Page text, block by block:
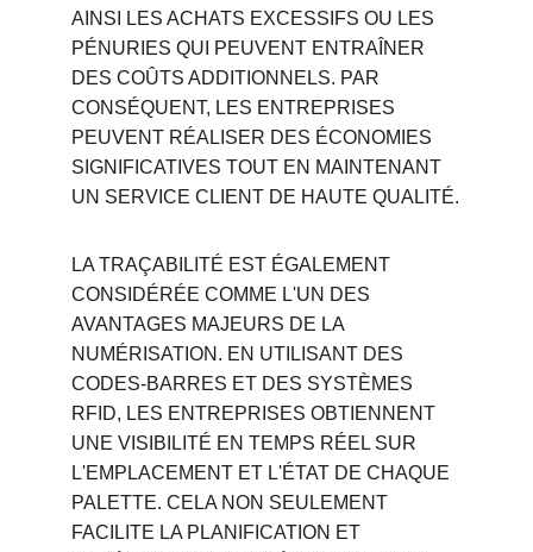
AINSI LES ACHATS EXCESSIFS OU LES
PÉNURIES QUI PEUVENT ENTRAÎNER
DES COÛTS ADDITIONNELS. PAR
CONSÉQUENT, LES ENTREPRISES
PEUVENT RÉALISER DES ÉCONOMIES
SIGNIFICATIVES TOUT EN MAINTENANT
UN SERVICE CLIENT DE HAUTE QUALITÉ.
LA TRAÇABILITÉ EST ÉGALEMENT
CONSIDÉRÉE COMME L'UN DES
AVANTAGES MAJEURS DE LA
NUMÉRISATION. EN UTILISANT DES
CODES-BARRES ET DES SYSTÈMES
RFID, LES ENTREPRISES OBTIENNENT
UNE VISIBILITÉ EN TEMPS RÉEL SUR
L'EMPLACEMENT ET L'ÉTAT DE CHAQUE
PALETTE. CELA NON SEULEMENT
FACILITE LA PLANIFICATION ET